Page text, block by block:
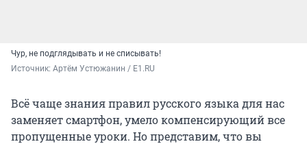
Чур, не подглядывать и не списывать!
Источник: Артём Устюжанин / E1.RU
Всё чаще знания правил русского языка для нас
заменяет смартфон, умело компенсирующий все
пропущенные уроки. Но представим, что вы